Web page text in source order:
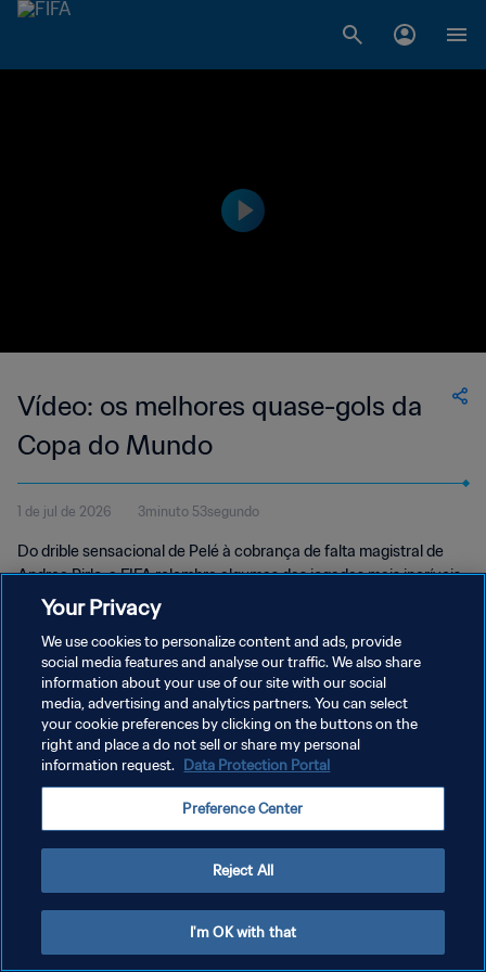
Vídeo: os melhores quase-gols da
Copa do Mundo
1 de jul de 2026 3minuto 53segundo
Do drible sensacional de Pelé à cobrança de falta magistral de
Andrea Pirlo, a FIFA relembra algumas das jogadas mais incríveis
que estiveram perto de resultar em gol na Copa do Mundo.
POLÍTICA DE PRIVACIDADE
TERMOS DE SERVIÇO
ADMINISTRAR AS PREFERÊNCIAS DE COOKIES
Your Privacy
We use cookies to personalize content and ads, provide
social media features and analyse our traffic. We also share
information about your use of our site with our social
media, advertising and analytics partners. You can select
your cookie preferences by clicking on the buttons on the
right and place a do not sell or share my personal
information request. Data Protection Portal
Preference Center
Reject All
I'm OK with that